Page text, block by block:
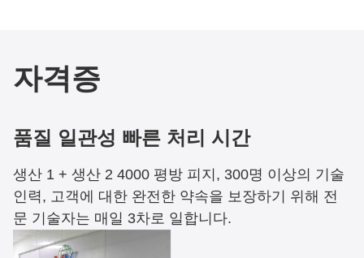
자격증
품질 일관성 빠른 처리 시간
생산 1 + 생산 2 4000 평방 피지, 300명 이상의 기술
인력, 고객에 대한 완전한 약속을 보장하기 위해 전
문 기술자는 매일 3차로 일합니다.